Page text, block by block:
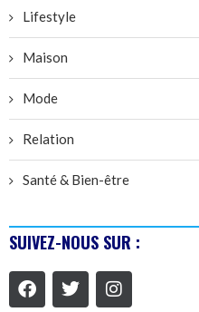
Lifestyle
Maison
Mode
Relation
Santé & Bien-être
SUIVEZ-NOUS SUR :